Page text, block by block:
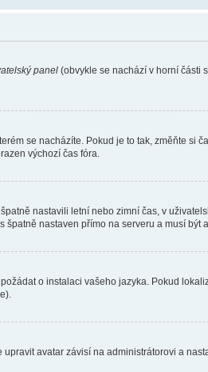
panel(obvykle se nachází v horní části
se nacházíte. Pokud je to tak, změňte si
výchozí čas fóra.
nastavili letní nebo zimní čas, v
nastaven přímo na serveru a musí být
o instalaci vašeho jazyka. Pokud
avatar závisí na administrátorovi a